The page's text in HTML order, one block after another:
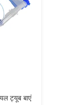
ट्यूब बाएं